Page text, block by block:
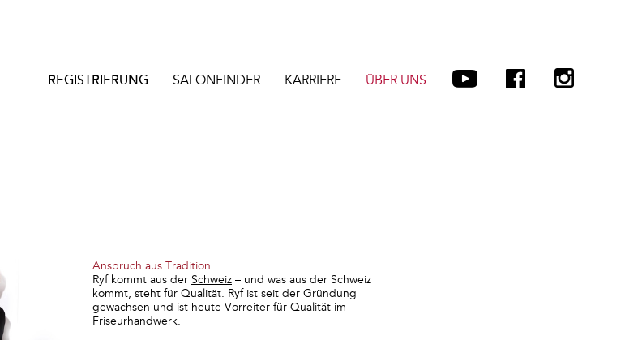
REGISTRIERUNG SALONFINDER KARRIERE ÜBER UNS
Anspruch aus Tradition
Ryf kommt aus der Schweiz – und was aus der Schweiz
kommt, steht für Qualität. Ryf ist seit der Gründung
gewachsen und ist heute Vorreiter für Qualität im
Friseurhandwerk.